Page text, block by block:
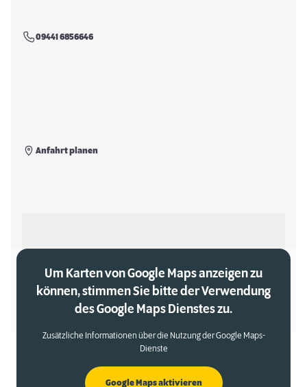
09441 6856646
Anfahrt planen
Um Karten von Google Maps anzeigen zu
können, stimmen Sie bitte der Verwendung
des Google Maps Dienstes zu.
Zusätzliche Informationen über die Nutzung der Google Maps-
Dienste
Google Maps aktivieren